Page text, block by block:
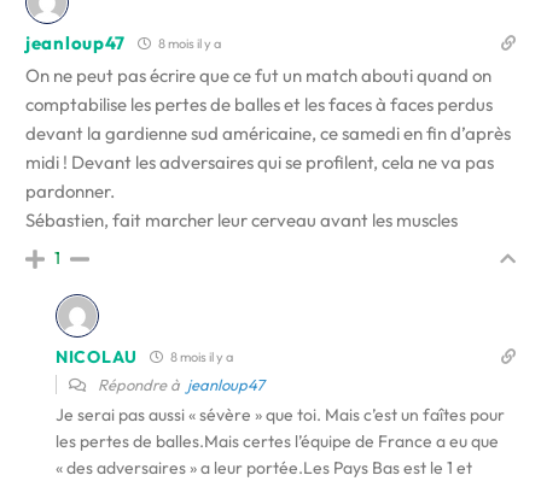
jeanloup47 8 mois il y a
On ne peut pas écrire que ce fut un match abouti quand on
comptabilise les pertes de balles et les faces à faces perdus
devant la gardienne sud américaine, ce samedi en fin d’après
midi ! Devant les adversaires qui se profilent, cela ne va pas
pardonner.
Sébastien, fait marcher leur cerveau avant les muscles
1
NICOLAU 8 mois il y a
Répondre à jeanloup47
Je serai pas aussi « sévère » que toi. Mais c’est un faîtes pour
les pertes de balles.Mais certes l’équipe de France a eu que
« des adversaires » a leur portée.Les Pays Bas est le 1 et